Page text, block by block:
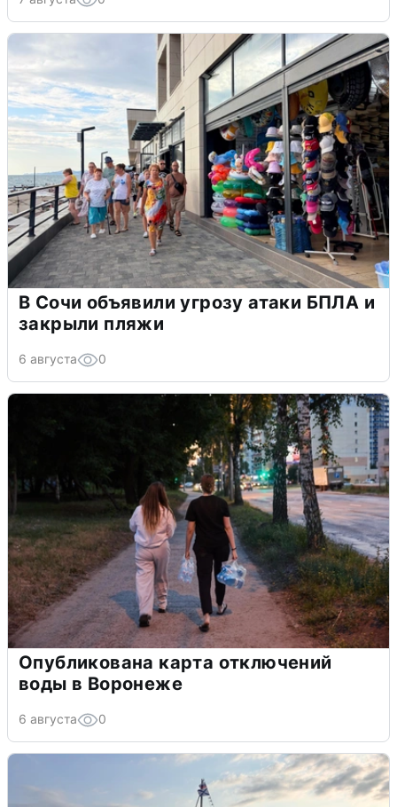
В Сочи объявили угрозу атаки БПЛА и
закрыли пляжи
6 августа 0
Опубликована карта отключений
воды в Воронеже
6 августа 0